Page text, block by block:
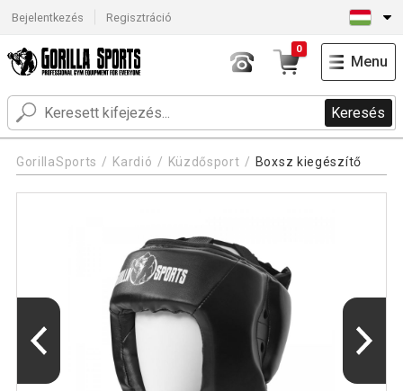
Bejelentkezés Regisztráció
Keresés
0
Menu
GorillaSports Kardió Küzdősport Boxsz kiegészítő